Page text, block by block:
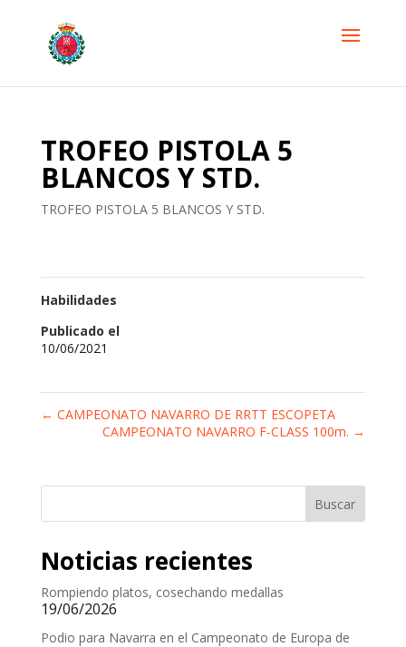
TROFEO PISTOLA 5
BLANCOS Y STD.
TROFEO PISTOLA 5 BLANCOS Y STD.
Habilidades
Publicado el
10/06/2021
← CAMPEONATO NAVARRO DE RRTT ESCOPETA
CAMPEONATO NAVARRO F-CLASS 100m. →
Buscar
Noticias recientes
Rompiendo platos, cosechando medallas
19/06/2026
Podio para Navarra en el Campeonato de Europa de